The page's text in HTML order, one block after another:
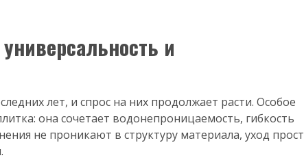
и
лет, и спрос на них продолжает расти. Особое
она сочетает водонепроницаемость, гибкость
не проникают в структуру материала, уход прост